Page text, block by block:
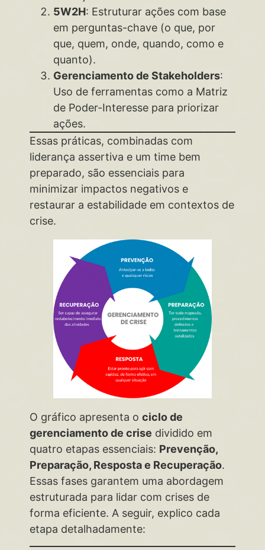
5W2H: Estruturar ações com base
em perguntas-chave (o que, por
que, quem, onde, quando, como e
quanto).
Gerenciamento de Stakeholders:
Uso de ferramentas como a Matriz
de Poder-Interesse para priorizar
ações.
Essas práticas, combinadas com
liderança assertiva e um time bem
preparado, são essenciais para
minimizar impactos negativos e
restaurar a estabilidade em contextos de
crise.
O gráfico apresenta o ciclo de
gerenciamento de crise dividido em
quatro etapas essenciais: Prevenção,
Preparação, Resposta e Recuperação.
Essas fases garantem uma abordagem
estruturada para lidar com crises de
forma eficiente. A seguir, explico cada
etapa detalhadamente: